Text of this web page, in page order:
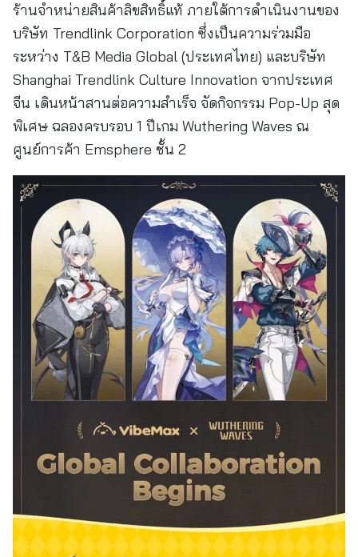
ร้านจำหน่ายสินค้าลิขสิทธิ์แท้ ภายใต้การดำเนินงานของ
บริษัท Trendlink Corporation ซึ่งเป็นความร่วมมือ
ระหว่าง T&B Media Global (ประเทศไทย) และบริษัท
Shanghai Trendlink Culture Innovation จากประเทศ
จีน เดินหน้าสานต่อความสำเร็จ จัดกิจกรรม Pop-Up สุด
พิเศษ ฉลองครบรอบ 1 ปีเกม Wuthering Waves ณ
ศูนย์การค้า Emsphere ชั้น 2